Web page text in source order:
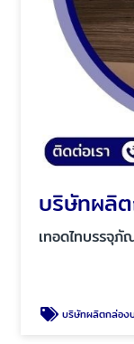
บริษัทผลิ
เทอดไทบรรจุภั
บริษัทผลิตกล่องบ